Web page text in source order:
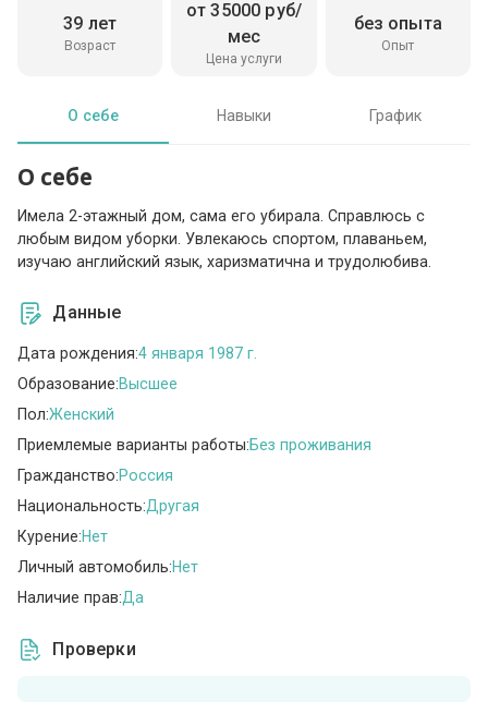
Возраст
39 лет
Цена услуги
от 35000 руб/
мес
Опыт
без опыта
О себе Навыки График
О себе
Имела 2-этажный дом, сама его убирала. Справлюсь с
любым видом уборки. Увлекаюсь спортом, плаваньем,
изучаю английский язык, харизматична и трудолюбива.
Данные
Дата рождения:4 января 1987 г.
Образование:Высшее
Пол:Женский
Приемлемые варианты работы:Без проживания
Гражданство:Россия
Национальность:Другая
Курение:Нет
Личный автомобиль:Нет
Наличие прав:Да
Проверки